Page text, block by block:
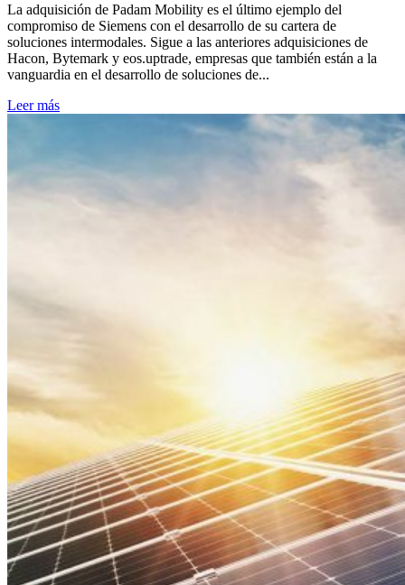
La adquisición de Padam Mobility es el último ejemplo del
compromiso de Siemens con el desarrollo de su cartera de
soluciones intermodales. Sigue a las anteriores adquisiciones de
Hacon, Bytemark y eos.uptrade, empresas que también están a la
vanguardia en el desarrollo de soluciones de...
Leer más